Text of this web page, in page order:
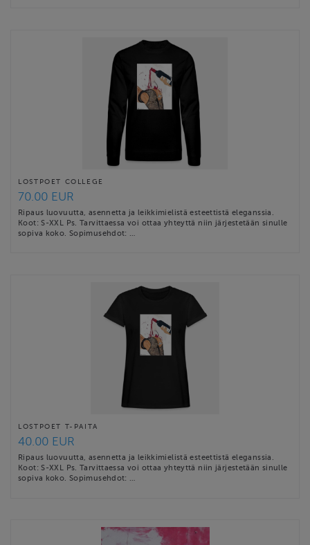
LOSTPOET COLLEGE
70.00 EUR
Ripaus luovuutta, asennetta ja leikkimielistä esteettistä eleganssia.
Koot: S-XXL Ps. Tarvittaessa voi ottaa yhteyttä niin järjestetään sinulle
sopiva koko. Sopimusehdot: …
LOSTPOET T-PAITA
40.00 EUR
Ripaus luovuutta, asennetta ja leikkimielistä esteettistä eleganssia.
Koot: S-XXL Ps. Tarvittaessa voi ottaa yhteyttä niin järjestetään sinulle
sopiva koko. Sopimusehdot: …